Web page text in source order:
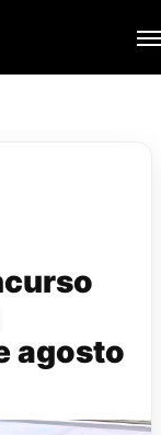
agosto